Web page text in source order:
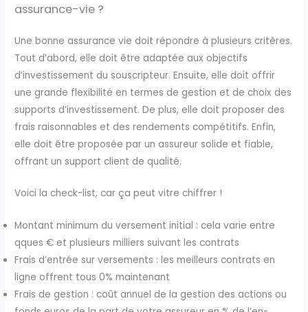
assurance-vie ?
Une bonne assurance vie doit répondre à plusieurs critères.
Tout d’abord, elle doit être adaptée aux objectifs
d’investissement du souscripteur. Ensuite, elle doit offrir
une grande flexibilité en termes de gestion et de choix des
supports d’investissement. De plus, elle doit proposer des
frais raisonnables et des rendements compétitifs. Enfin,
elle doit être proposée par un assureur solide et fiable,
offrant un support client de qualité.
Voici la check-list, car ça peut vitre chiffrer !
Montant minimum du versement initial : cela varie entre
qques € et plusieurs milliers suivant les contrats
Frais d’entrée sur versements : les meilleurs contrats en
ligne offrent tous 0% maintenant
Frais de gestion : coût annuel de la gestion des actions ou